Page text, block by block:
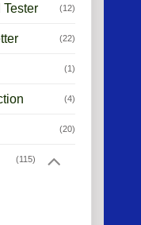
(12)
(22)
(1)
(4)
(20)
(115)